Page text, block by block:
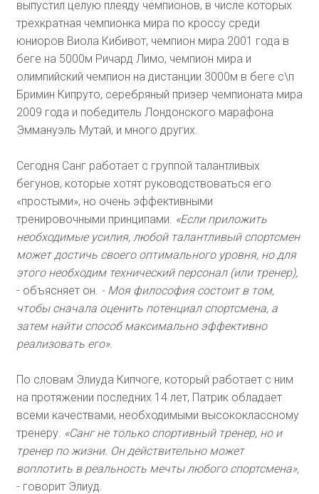
выпустил целую плеяду чемпионов, в числе которых
трехкратная чемпионка мира по кроссу среди
юниоров Виола Кибивот, чемпион мира 2001 года в
беге на 5000м Ричард Лимо, чемпион мира и
олимпийский чемпион на дистанции 3000м в беге с\п
Бримин Кипруто, серебряный призер чемпионата мира
2009 года и победитель Лондонского марафона
Эммануэль Мутай, и много других.
Сегодня Санг работает с группой талантливых
бегунов, которые хотят руководствоваться его
«простыми», но очень эффективными
тренировочными принципами. «Если приложить
необходимые усилия, любой талантливый спортсмен
может достичь своего оптимального уровня, но для
этого необходим технический персонал (или тренер),
- объясняет он. - Моя философия состоит в том,
чтобы сначала оценить потенциал спортсмена, а
затем найти способ максимально эффективно
реализовать его».
По словам Элиуда Кипчоге, который работает с ним
на протяжении последних 14 лет, Патрик обладает
всеми качествами, необходимыми высококлассному
тренеру. «Санг не только спортивный тренер, но и
тренер по жизни. Он действительно может
воплотить в реальность мечты любого спортсмена»,
- говорит Элиуд.